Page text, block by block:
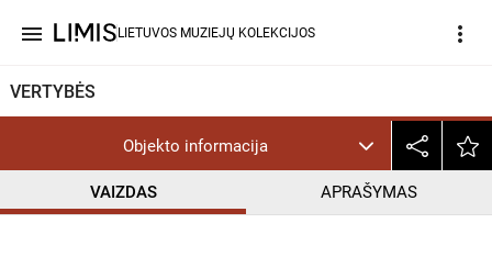
menu LIETUVOS MUZIEJŲ KOLEKCIJOS more_vert
VERTYBĖS
Objekto informacija
VAIZDAS APRAŠYMAS